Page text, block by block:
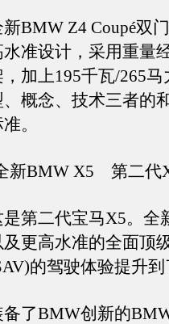
Z4 Coupé双门
水准设计，采用重量
加上195千瓦/265
、概念、技术三者的
。
BMW X5 第二代
二代宝马X5。全
更高水准的全面顶
的驾驶体验提升
BMW创新的BMW